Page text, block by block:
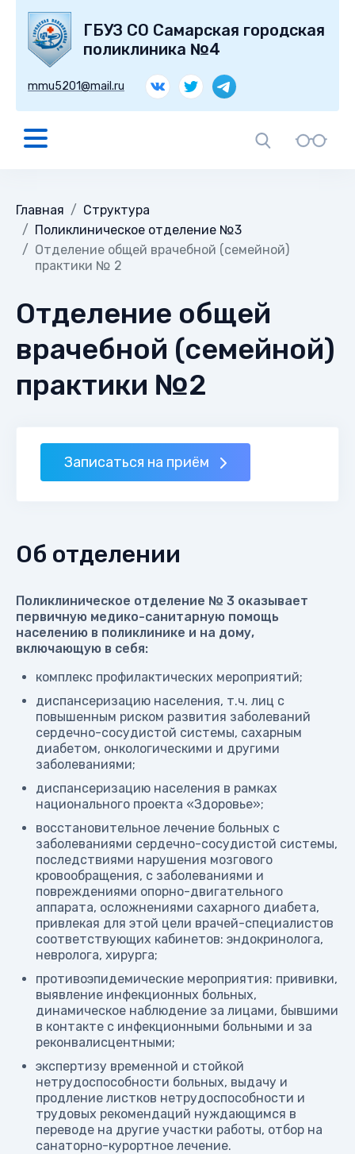
ГБУЗ СО Самарская городская
поликлиника №4
mmu5201@mail.ru
Главная
Структура
Поликлиническое отделение №3
Отделение общей врачебной (семейной)
практики № 2
Отделение общей
врачебной (семейной)
практики №2
Записаться на приём
Об отделении
Поликлиническое отделение № 3 оказывает
первичную медико-санитарную помощь
населению в поликлинике и на дому,
включающую в себя:
комплекс профилактических мероприятий;
диспансеризацию населения, т.ч. лиц с
повышенным риском развития заболеваний
сердечно-сосудистой системы, сахарным
диабетом, онкологическими и другими
заболеваниями;
диспансеризацию населения в рамках
национального проекта «Здоровье»;
восстановительное лечение больных с
заболеваниями сердечно-сосудистой системы,
последствиями нарушения мозгового
кровообращения, с заболеваниями и
повреждениями опорно-двигательного
аппарата, осложнениями сахарного диабета,
привлекая для этой цели врачей-специалистов
соответствующих кабинетов: эндокринолога,
невролога, хирурга;
противоэпидемические мероприятия: прививки,
выявление инфекционных больных,
динамическое наблюдение за лицами, бывшими
в контакте с инфекционными больными и за
реконвалисцентными;
экспертизу временной и стойкой
нетрудоспособности больных, выдачу и
продление листков нетрудоспособности и
трудовых рекомендаций нуждающимся в
переводе на другие участки работы, отбор на
санаторно-курортное лечение.